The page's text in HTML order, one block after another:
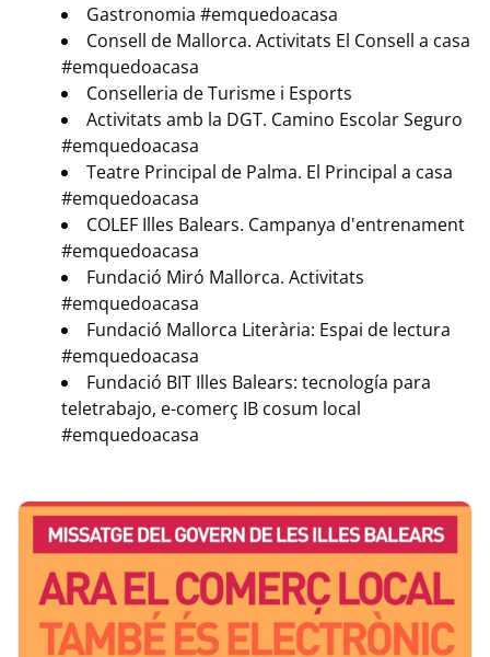
Gastronomia #emquedoacasa
Consell de Mallorca. Activitats El Consell a casa
#emquedoacasa
Conselleria de Turisme i Esports
Activitats amb la DGT. Camino Escolar Seguro
#emquedoacasa
Teatre Principal de Palma. El Principal a casa
#emquedoacasa
COLEF Illes Balears. Campanya d'entrenament
#emquedoacasa
Fundació Miró Mallorca. Activitats
#emquedoacasa
Fundació Mallorca Literària: Espai de lectura
#emquedoacasa
Fundació BIT Illes Balears: tecnología para
teletrabajo, e-comerç IB cosum local
#emquedoacasa